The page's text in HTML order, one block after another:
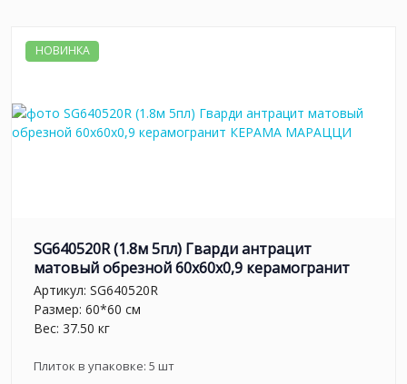
НОВИНКА
SG640520R (1.8м 5пл) Гварди антрацит
матовый обрезной 60x60x0,9 керамогранит
Артикул: SG640520R
Размер: 60*60 см
Вес: 37.50 кг
Плиток в упаковке: 5 шт